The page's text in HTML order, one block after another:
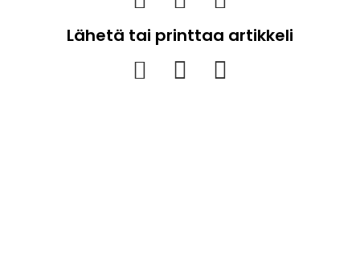
Lähetä tai printtaa artikkeli